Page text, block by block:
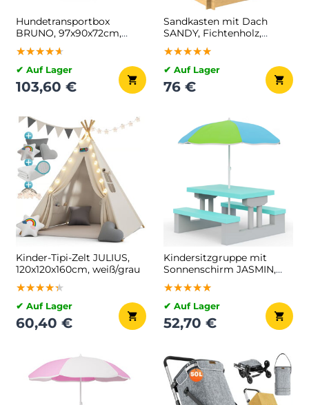
Hundetransportbox
BRUNO, 97x90x72cm,
silber/schwarz
★★★★★
★★★★★
★★★★★
✔ Auf Lager
103,60 €
Sandkasten mit Dach
SANDY, Fichtenholz,
120x120x120cm
★★★★★
★★★★★
★★★★★
✔ Auf Lager
76 €
Kinder-Tipi-Zelt JULIUS,
120x120x160cm, weiß/grau
★★★★★
★★★★★
★★★★★
✔ Auf Lager
60,40 €
Kindersitzgruppe mit
Sonnenschirm JASMIN,
67x78,5x42,5cm, grau/mint
★★★★★
★★★★★
★★★★★
✔ Auf Lager
52,70 €